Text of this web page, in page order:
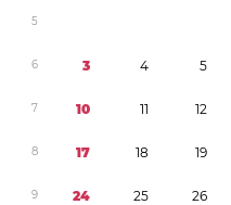
5
6 3 4 5
7 10 11 12
8 17 18 19
9 24 25 26